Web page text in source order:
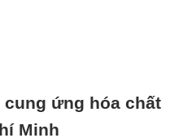
cung ứng hóa chất
Minh